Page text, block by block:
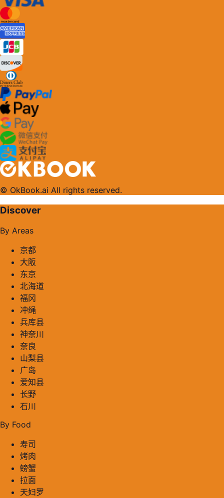
© OkBook.ai All rights reserved.
Discover
By Areas
京都
大阪
东京
北海道
福冈
冲绳
兵库县
神奈川
奈良
山梨县
广岛
爱知县
长野
石川
By Food
寿司
烤肉
螃蟹
拉面
天妇罗